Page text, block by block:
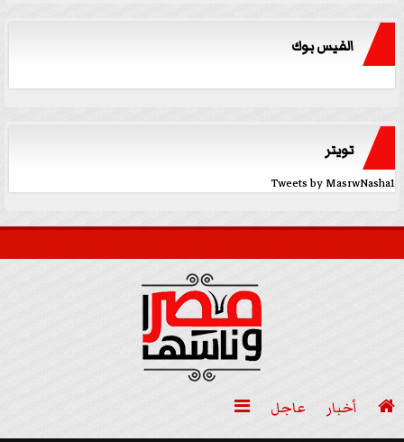
الفيس بوك
تويتر
Tweets by MasrwNasha1
 أخبار عاجل
